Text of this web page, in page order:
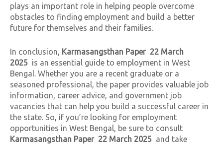
plays an important role in helping people overcome
obstacles to finding employment and build a better
future for themselves and their families.
In conclusion, Karmasangsthan Paper 22 March
2025 is an essential guide to employment in West
Bengal. Whether you are a recent graduate or a
seasoned professional, the paper provides valuable job
information, career advice, and government job
vacancies that can help you build a successful career in
the state. So, if you’re looking for employment
opportunities in West Bengal, be sure to consult
Karmasangsthan Paper 22 March 2025 and take